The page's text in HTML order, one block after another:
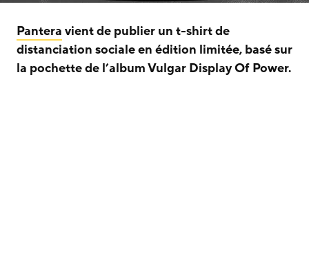
Pantera vient de publier un t-shirt de
distanciation sociale en édition limitée, basé sur
la pochette de l’album Vulgar Display Of Power.